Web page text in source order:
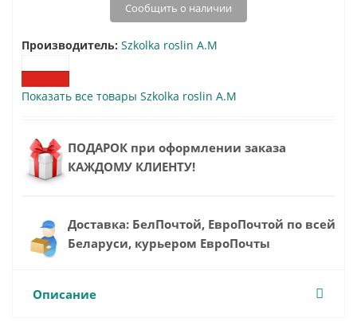
Сообщить о наличии
Производитель: Szkolka roslin A.M
Показать все товары Szkolka roslin A.M
ПОДАРОК при оформлении заказа
КАЖДОМУ КЛИЕНТУ!
Доставка: БелПочтой, ЕвроПочтой по всей
Беларуси, курьером ЕвроПочты
Описание